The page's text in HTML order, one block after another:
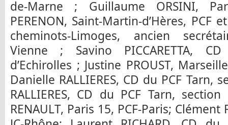
de-Marne ; Guillaume ORSINI,
PERENON, Saint-Martin-d’Hères, PCF
cheminots-Limoges, ancien
Vienne ; Savino PICCARETTA,
d’Echirolles ; Justine PROUST,
Danielle RALLIERES, CD du PCF Tarn,
RALLIERES, CD du PCF Tarn,
RENAULT, Paris 15, PCF-Paris; Clément